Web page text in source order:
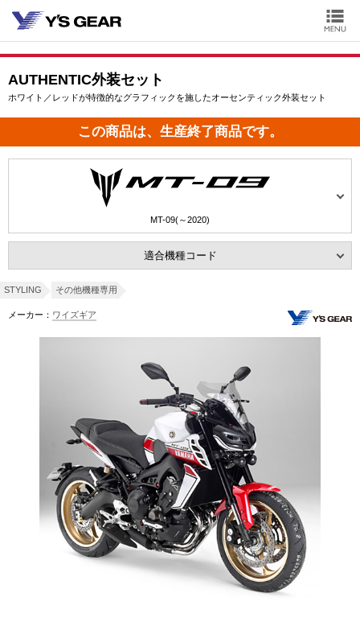
AUTHENTIC外装セット
ホワイト／レッドが特徴的なグラフィックを施したオーセンティック外装セット
この商品は、生産終了商品です。
MT-09(～2020)
適合機種コード
STYLING その他機種専用
メーカー： ワイズギア